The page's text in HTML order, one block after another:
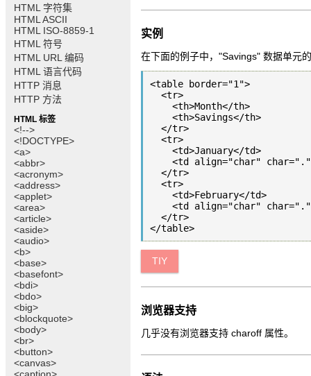
HTML 字符集
HTML ASCII
HTML ISO-8859-1
HTML 符号
HTML URL 编码
HTML 语言代码
HTTP 消息
HTTP 方法
HTML 标签
<!-->
<!DOCTYPE>
<a>
<abbr>
<acronym>
<address>
<applet>
<area>
<article>
<aside>
<audio>
<b>
<base>
<basefont>
<bdi>
<bdo>
<big>
<blockquote>
<body>
<br>
<button>
<canvas>
实例
在下面的例子中，"Savings" 数据单元
<table border="1">
<td align="char"
<td align="char"
TIY
浏览器支持
几乎没有浏览器支持 charoff 属性。